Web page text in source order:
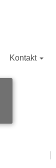
Kontakt